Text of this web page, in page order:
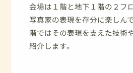
会場は１階と地下１階の２フ
写真家の表現を存分に楽しん
階ではその表現を支えた技術
紹介します。